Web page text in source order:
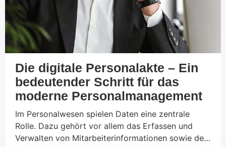
Die digitale Personalakte – Ein
bedeutender Schritt für das
moderne Personalmanagement
Im Personalwesen spielen Daten eine zentrale
Rolle. Dazu gehört vor allem das Erfassen und
Verwalten von Mitarbeiterinformationen sowie der